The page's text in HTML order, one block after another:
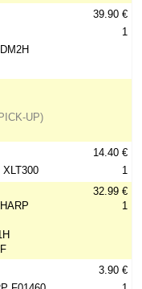
39.90 €
1
UP)
14.40 €
1
32.99 €
1
3.90 €